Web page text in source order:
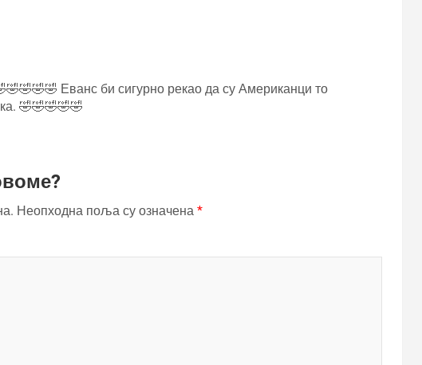
Еванс би сигурно рекао да су Американци то
🤣🤣🤣🤣🤣
Неопходна поља су означена *